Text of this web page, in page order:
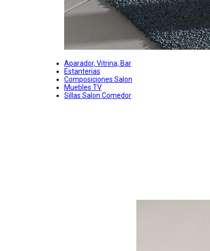
Aparador, Vitrina, Bar
Estanterias
Composiciones Salon
Muebles TV
Sillas Salon Comedor